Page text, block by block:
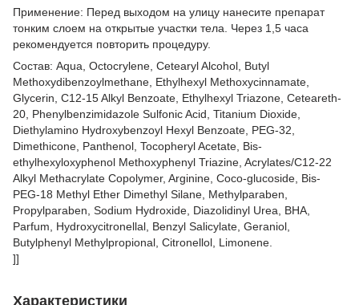
Применение: Перед выходом на улицу нанесите препарат
тонким слоем на открытые участки тела. Через 1,5 часа
рекомендуется повторить процедуру.
Состав: Aqua, Octocrylene, Cetearyl Alcohol, Butyl
Methoxydibenzoylmethane, Ethylhexyl Methoxycinnamate,
Glycerin, C12-15 Alkyl Benzoate, Ethylhexyl Triazone, Ceteareth-
20, Phenylbenzimidazole Sulfonic Acid, Titanium Dioxide,
Diethylamino Hydroxybenzoyl Hexyl Benzoate, PEG-32,
Dimethicone, Panthenol, Tocopheryl Acetate, Bis-
ethylhexyloxyphenol Methoxyphenyl Triazine, Acrylates/C12-22
Alkyl Methacrylate Copolymer, Arginine, Coco-glucoside, Bis-
PEG-18 Methyl Ether Dimethyl Silane, Methylparaben,
Propylparaben, Sodium Hydroxide, Diazolidinyl Urea, BHA,
Parfum, Hydroxycitronellal, Benzyl Salicylate, Geraniol,
Butylphenyl Methylpropional, Citronellol, Limonene.
]]
Характеристики